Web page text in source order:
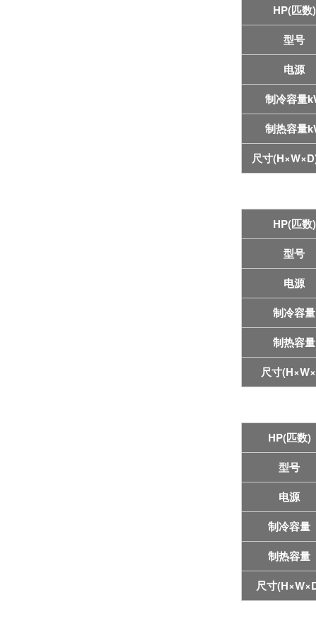
HP(匹数)
型号
电源
制冷容量
制热容量
尺寸
HP(匹数)
型号
电源
制冷容量
制热容量
尺寸
HP(匹数)
型号
电源
制冷容量
制热容量
尺寸